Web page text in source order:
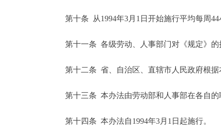
第十条 从1994年3月1日开始施行平均每周44
第十一条 各级劳动、人事部门对《规定》的
第十二条 省、自治区、直辖市人民政府根据
第十三条 本办法由劳动部和人事部在各自的
第十四条 本办法自1994年3月1日起施行。